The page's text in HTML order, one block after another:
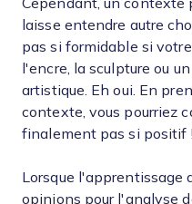
Cependant, un contexte
laisse entendre autre
pas si formidable si
l'encre, la sculpture ou
artistique. Eh oui. En
contexte, vous pourriez
finalement pas si positif !
Lorsque l'apprentissage
opinions pour l'analyse